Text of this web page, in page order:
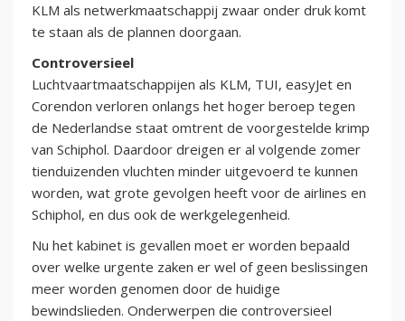
KLM als netwerkmaatschappij zwaar onder druk komt
te staan als de plannen doorgaan.
Controversieel
Luchtvaartmaatschappijen als KLM, TUI, easyJet en
Corendon verloren onlangs het hoger beroep tegen
de Nederlandse staat omtrent de voorgestelde krimp
van Schiphol. Daardoor dreigen er al volgende zomer
tienduizenden vluchten minder uitgevoerd te kunnen
worden, wat grote gevolgen heeft voor de airlines en
Schiphol, en dus ook de werkgelegenheid.
Nu het kabinet is gevallen moet er worden bepaald
over welke urgente zaken er wel of geen beslissingen
meer worden genomen door de huidige
bewindslieden. Onderwerpen die controversieel